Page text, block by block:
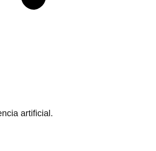
artificial.